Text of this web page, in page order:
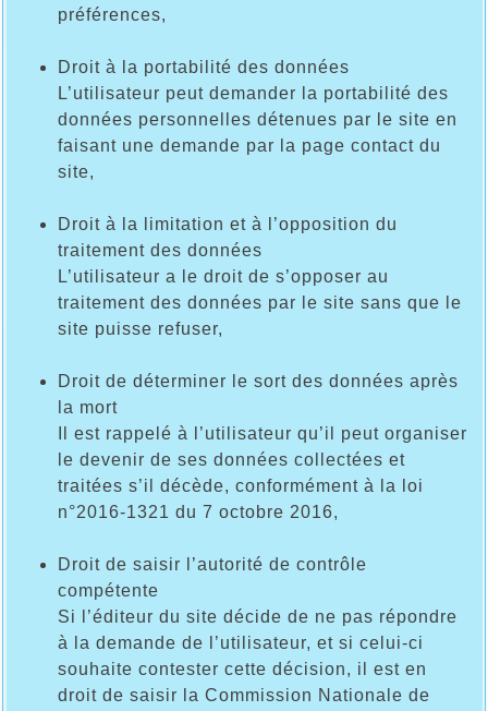
préférences,
Droit à la portabilité des données
L’utilisateur peut demander la portabilité des
données personnelles détenues par le site en
faisant une demande par la page contact du
site,
Droit à la limitation et à l’opposition du
traitement des données
L’utilisateur a le droit de s’opposer au
traitement des données par le site sans que le
site puisse refuser,
Droit de déterminer le sort des données après
la mort
Il est rappelé à l’utilisateur qu’il peut organiser
le devenir de ses données collectées et
traitées s’il décède, conformément à la loi
n°2016-1321 du 7 octobre 2016,
Droit de saisir l’autorité de contrôle
compétente
Si l’éditeur du site décide de ne pas répondre
à la demande de l’utilisateur, et si celui-ci
souhaite contester cette décision, il est en
droit de saisir la Commission Nationale de